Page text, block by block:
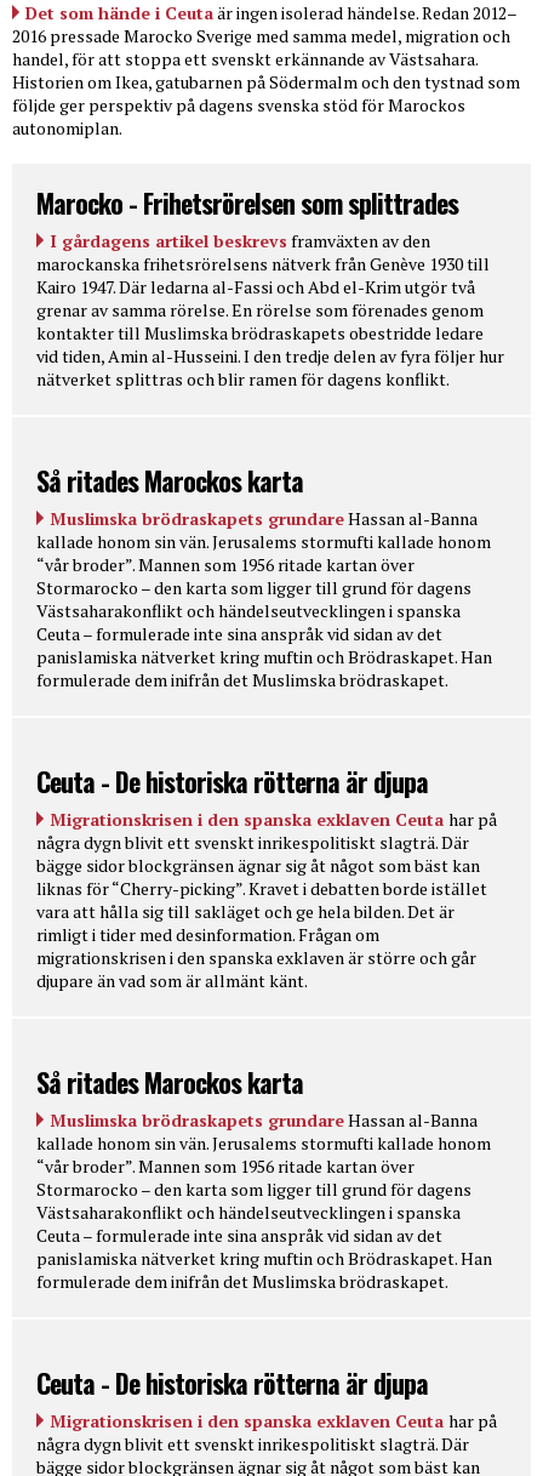
Det som hände i Ceutaär ingen isolerad händelse. Redan 2012–
2016 pressade Marocko Sverige med samma medel, migration och
handel, för att stoppa ett svenskt erkännande av Västsahara.
Historien om Ikea, gatubarnen på Södermalm och den tystnad som
följde ger perspektiv på dagens svenska stöd för Marockos
autonomiplan.
Marocko - Frihetsrörelsen som splittrades
I gårdagens artikel beskrevs framväxten av den
marockanska frihetsrörelsens nätverk från Genève 1930 till
Kairo 1947. Där ledarna al-Fassi och Abd el-Krim utgör två
grenar av samma rörelse. En rörelse som förenades genom
kontakter till Muslimska brödraskapets obestridde ledare
vid tiden, Amin al-Husseini. I den tredje delen av fyra följer hur
nätverket splittras och blir ramen för dagens konflikt.
Så ritades Marockos karta
Muslimska brödraskapets grundareHassan al-Banna
kallade honom sin vän. Jerusalems stormufti kallade honom
“vår broder”. Mannen som 1956 ritade kartan över
Stormarocko – den karta som ligger till grund för dagens
Västsaharakonflikt och händelseutvecklingen i spanska
Ceuta – formulerade inte sina anspråk vid sidan av det
panislamiska nätverket kring muftin och Brödraskapet. Han
formulerade dem inifrån det Muslimska brödraskapet.
Ceuta - De historiska rötterna är djupa
Migrationskrisen i den spanska exklaven Ceuta har på
några dygn blivit ett svenskt inrikespolitiskt slagträ. Där
bägge sidor blockgränsen ägnar sig åt något som bäst kan
liknas för “Cherry-picking”. Kravet i debatten borde istället
vara att hålla sig till sakläget och ge hela bilden. Det är
rimligt i tider med desinformation. Frågan om
migrationskrisen i den spanska exklaven är större och går
djupare än vad som är allmänt känt.
Så ritades Marockos karta
Muslimska brödraskapets grundareHassan al-Banna
kallade honom sin vän. Jerusalems stormufti kallade honom
“vår broder”. Mannen som 1956 ritade kartan över
Stormarocko – den karta som ligger till grund för dagens
Västsaharakonflikt och händelseutvecklingen i spanska
Ceuta – formulerade inte sina anspråk vid sidan av det
panislamiska nätverket kring muftin och Brödraskapet. Han
formulerade dem inifrån det Muslimska brödraskapet.
Ceuta - De historiska rötterna är djupa
Migrationskrisen i den spanska exklaven Ceuta har på
några dygn blivit ett svenskt inrikespolitiskt slagträ. Där
bägge sidor blockgränsen ägnar sig åt något som bäst kan